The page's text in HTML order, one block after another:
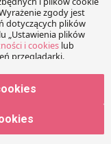
ustawa